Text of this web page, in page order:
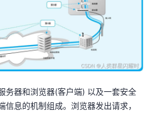
务器和浏览器(客户端) 以及一套安全
息的机制组成。浏览器发出请求，